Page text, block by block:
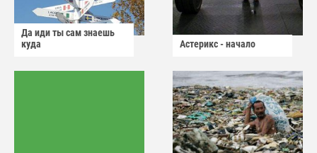
Да иди ты сам знаешь
куда
Астерикс - начало